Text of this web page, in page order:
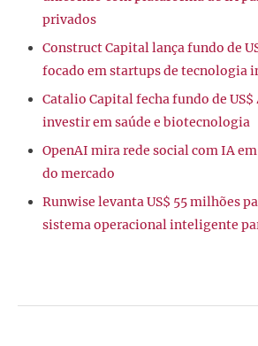
privados
Construct Capital lança fundo de
focado em startups de tecnologia
Catalio Capital fecha fundo de
investir em saúde e biotecnologia
OpenAI mira rede social com IA
do mercado
Runwise levanta US$ 55 milhões
sistema operacional inteligente